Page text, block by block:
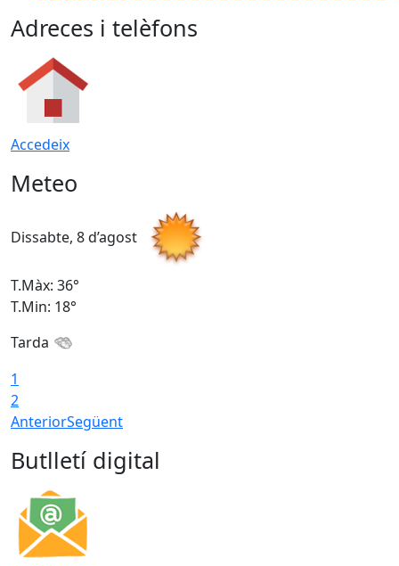
Adreces i telèfons
Accedeix
Meteo
Dissabte, 8 d’agost
T.Màx: 36°
T.Min: 18°
Tarda
1
2
AnteriorSegüent
Butlletí digital